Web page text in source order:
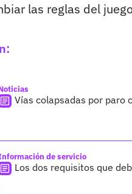
las reglas del
Vías colapsadas por paro
de servicio
Los dos requisitos que